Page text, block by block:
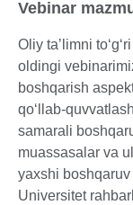
Vebinar
Oliy taʼlimni
oldingi
boshqarish
qo‘llab-
samarali
muassasalar va
yaxshi
Universitet